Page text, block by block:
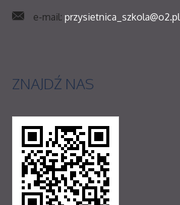
e-mail: przysietnica_szkola@o2.pl
ZNAJDŹ NAS